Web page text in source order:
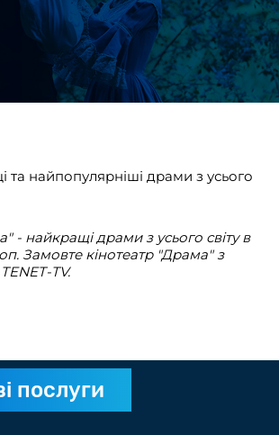
та найпопулярніші драми з усього
- найкращі драми з усього світу в
Замовте кінотеатр "Драма" з
TV.
послуги